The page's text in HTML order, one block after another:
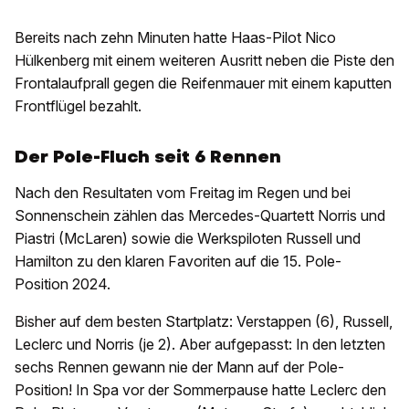
Bereits nach zehn Minuten hatte Haas-Pilot Nico
Hülkenberg mit einem weiteren Ausritt neben die Piste den
Frontalaufprall gegen die Reifenmauer mit einem kaputten
Frontflügel bezahlt.
Der Pole-Fluch seit 6 Rennen
Nach den Resultaten vom Freitag im Regen und bei
Sonnenschein zählen das Mercedes-Quartett Norris und
Piastri (McLaren) sowie die Werkspiloten Russell und
Hamilton zu den klaren Favoriten auf die 15. Pole-
Position 2024.
Bisher auf dem besten Startplatz: Verstappen (6), Russell,
Leclerc und Norris (je 2). Aber aufgepasst: In den letzten
sechs Rennen gewann nie der Mann auf der Pole-
Position! In Spa vor der Sommerpause hatte Leclerc den